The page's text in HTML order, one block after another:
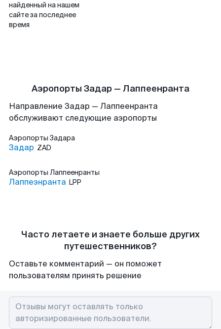
найденный на нашем
сайте за последнее
время
Аэропорты Задар — Лаппеенранта
Направление Задар — Лаппеенранта
обслуживают следующие аэропорты
Аэропорты Задара
Задар ZAD
Аэропорты Лаппеенранты
Лаппеэнранта LPP
Часто летаете и знаете больше других
путешественников?
Оставьте комментарий — он поможет
пользователям принять решение